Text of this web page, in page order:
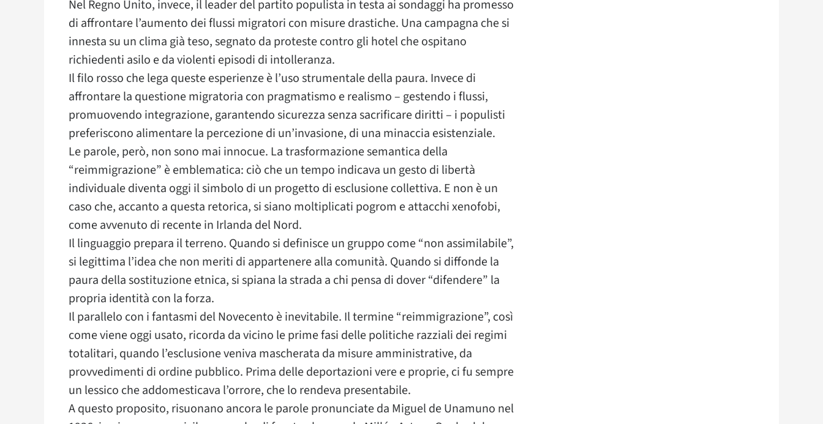
Nel Regno Unito, invece, il leader del partito populista in testa ai sondaggi ha promesso
di affrontare l’aumento dei flussi migratori con misure drastiche. Una campagna che si
innesta su un clima già teso, segnato da proteste contro gli hotel che ospitano
richiedenti asilo e da violenti episodi di intolleranza.
Il filo rosso che lega queste esperienze è l’uso strumentale della paura. Invece di
affrontare la questione migratoria con pragmatismo e realismo – gestendo i flussi,
promuovendo integrazione, garantendo sicurezza senza sacrificare diritti – i populisti
preferiscono alimentare la percezione di un’invasione, di una minaccia esistenziale.
Le parole, però, non sono mai innocue. La trasformazione semantica della
“reimmigrazione” è emblematica: ciò che un tempo indicava un gesto di libertà
individuale diventa oggi il simbolo di un progetto di esclusione collettiva. E non è un
caso che, accanto a questa retorica, si siano moltiplicati pogrom e attacchi xenofobi,
come avvenuto di recente in Irlanda del Nord.
Il linguaggio prepara il terreno. Quando si definisce un gruppo come “non assimilabile”,
si legittima l’idea che non meriti di appartenere alla comunità. Quando si diffonde la
paura della sostituzione etnica, si spiana la strada a chi pensa di dover “difendere” la
propria identità con la forza.
Il parallelo con i fantasmi del Novecento è inevitabile. Il termine “reimmigrazione”, così
come viene oggi usato, ricorda da vicino le prime fasi delle politiche razziali dei regimi
totalitari, quando l’esclusione veniva mascherata da misure amministrative, da
provvedimenti di ordine pubblico. Prima delle deportazioni vere e proprie, ci fu sempre
un lessico che addomesticava l’orrore, che lo rendeva presentabile.
A questo proposito, risuonano ancora le parole pronunciate da Miguel de Unamuno nel